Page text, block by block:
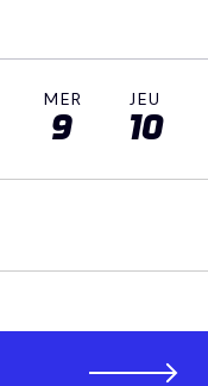
MER
9
JEU
10